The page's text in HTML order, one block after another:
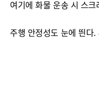
여기에 화물 운송 시 스
주행 안정성도 눈에 띈다